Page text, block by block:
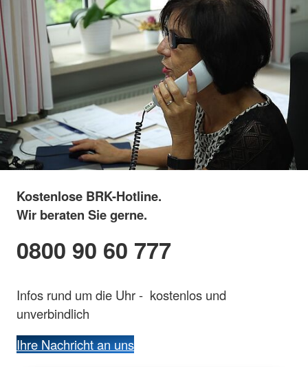
Kostenlose BRK-Hotline.
Wir beraten Sie gerne.
0800 90 60 777
Infos rund um die Uhr - kostenlos und
unverbindlich
Ihre Nachricht an uns